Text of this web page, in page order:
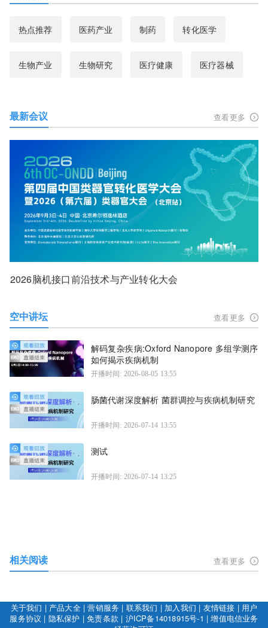
热点推荐 医药产业 制药 转化医学
生物产业 生物研究 医疗健康 医疗器械
最新会议 查看更多
2026脑机接口前沿技术与产业转化大会
空中讲坛 查看更多
解码复杂疾病:Oxford Nanopore 多组学测序
如何揭示疾病机制
开播时间: 2026-08-05 13:55
肠菌代谢深度解析 菌群调控与疾病机制研究
开播时间: 2026-07-14 13:55
测试
开播时间: 2026-07-14 13:25
相关阅读 查看更多
关于我们 | 产品大全|营销服务 | 联系我们 | 加入我们 | 友情链接 | 用户
服务协议 | 隐私保护 |免责条款 | 沪ICP备14018915号-1 |增值电信业务